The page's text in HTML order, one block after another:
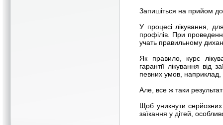
Запишіться на прийом до
У процесі лікування,
профілів. При
учать правильному
Як правило, курс
гарантії лікування
певних умов, наприклад,
Але, все ж таки
Щоб уникнути
заїкання у дітей,